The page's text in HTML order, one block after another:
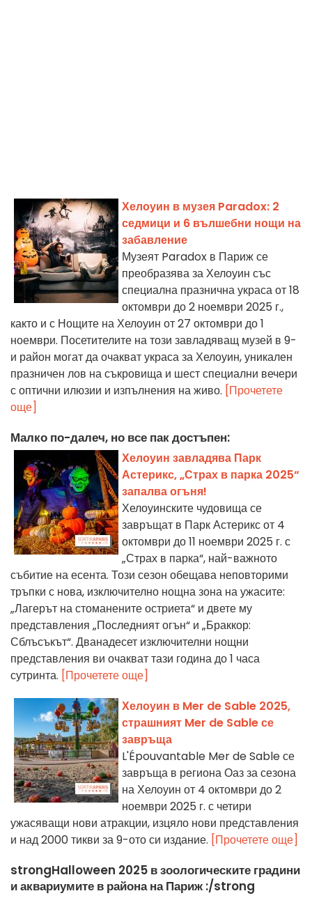
Хелоуин в музея Paradox: 2
седмици и 6 вълшебни нощи на
забавление
Музеят Paradox в Париж се
преобразява за Хелоуин със
специална празнична украса от 18
октомври до 2 ноември 2025 г.,
както и с Нощите на Хелоуин от 27 октомври до 1
ноември. Посетителите на този завладяващ музей в 9-
и район могат да очакват украса за Хелоуин, уникален
празничен лов на съкровища и шест специални вечери
с оптични илюзии и изпълнения на живо. [Прочетете
още]
Малко по-далеч, но все пак достъпен:
Хелоуин завладява Парк
Астерикс, „Страх в парка 2025“
запалва огъня!
Хелоуинските чудовища се
завръщат в Парк Астерикс от 4
октомври до 11 ноември 2025 г. с
„Страх в парка“, най-важното
събитие на есента. Този сезон обещава неповторими
тръпки с нова, изключително нощна зона на ужасите:
„Лагерът на стоманените остриета“ и двете му
представления „Последният огън“ и „Браккор:
Сблъсъкът“. Дванадесет изключителни нощни
представления ви очакват тази година до 1 часа
сутринта. [Прочетете още]
Хелоуин в Mer de Sable 2025,
страшният Mer de Sable се
завръща
L'Épouvantable Mer de Sable се
завръща в региона Оаз за сезона
на Хелоуин от 4 октомври до 2
ноември 2025 г. с четири
ужасяващи нови атракции, изцяло нови представления
и над 2000 тикви за 9-ото си издание. [Прочетете още]
strongHalloween 2025 в зоологическите градини
и аквариумите в района на Париж :/strong